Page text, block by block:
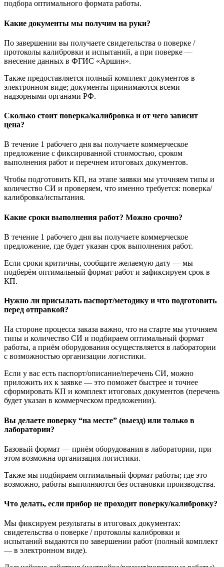
подбора оптимального формата работы.
Какие документы мы получим на руки?
По завершении вы получаете свидетельства о поверке /
протоколы калибровки и испытаний, а при поверке —
внесение данных в ФГИС «Аршин».
Также предоставляется полный комплект документов в
электронном виде; документы принимаются всеми
надзорными органами РФ.
Сколько стоит поверка/калибровка и от чего зависит
цена?
В течение 1 рабочего дня вы получаете коммерческое
предложение с фиксированной стоимостью, сроком
выполнения работ и перечнем итоговых документов.
Чтобы подготовить КП, на этапе заявки мы уточняем типы и
количество СИ и проверяем, что именно требуется: поверка/
калибровка/испытания.
Какие сроки выполнения работ? Можно срочно?
В течение 1 рабочего дня вы получаете коммерческое
предложение, где будет указан срок выполнения работ.
Если сроки критичны, сообщите желаемую дату — мы
подберём оптимальный формат работ и зафиксируем срок в
КП.
Нужно ли присылать паспорт/методику и что подготовить
перед отправкой?
На стороне процесса заказа важно, что на старте мы уточняем
типы и количество СИ и подбираем оптимальный формат
работы, а приём оборудования осуществляется в лаборатории
с возможностью организации логистики.
Если у вас есть паспорт/описание/перечень СИ, можно
приложить их к заявке — это поможет быстрее и точнее
сформировать КП и комплект итоговых документов (перечень
будет указан в коммерческом предложении).
Вы делаете поверку “на месте” (выезд) или только в
лаборатории?
Базовый формат — приём оборудования в лаборатории, при
этом возможна организация логистики.
Также мы подбираем оптимальный формат работы; где это
возможно, работы выполняются без остановки производства.
Что делать, если прибор не проходит поверку/калибровку?
Мы фиксируем результаты в итоговых документах:
свидетельства о поверке / протоколы калибровки и
испытаний выдаются по завершении работ (полный комплект
— в электронном виде).